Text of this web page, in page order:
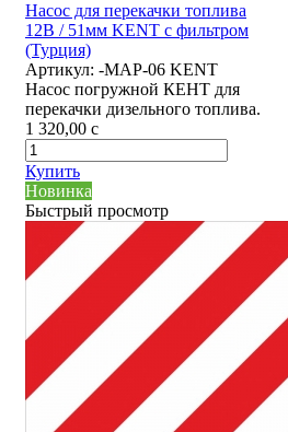
Насос для перекачки топлива
12В / 51мм KENT с фильтром
(Турция)
Артикул: -MAP-06 KENT
Насос погружной КЕНТ для
перекачки дизельного топлива.
1 320,00 c
Купить
Новинка
Быстрый просмотр